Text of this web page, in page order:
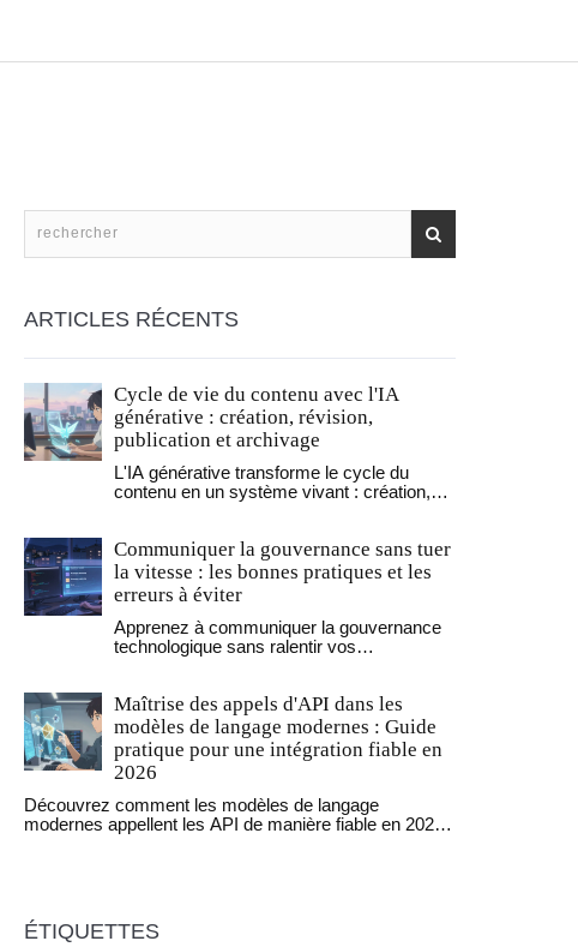
ARTICLES RÉCENTS
Cycle de vie du contenu avec l'IA
générative : création, révision,
publication et archivage
L'IA générative transforme le cycle du
contenu en un système vivant : création,
crédibilité et la visibilité à long terme.
Communiquer la gouvernance sans tuer
la vitesse : les bonnes pratiques et les
erreurs à éviter
Apprenez à communiquer la gouvernance
technologique sans ralentir vos
équilibrer sécurité et vitesse dans les
équipes tech.
Maîtrise des appels d'API dans les
modèles de langage modernes : Guide
pratique pour une intégration fiable en
2026
Découvrez comment les modèles de langage
modernes appellent les API de manière fiable en 2026.
éprouvées.
ÉTIQUETTES